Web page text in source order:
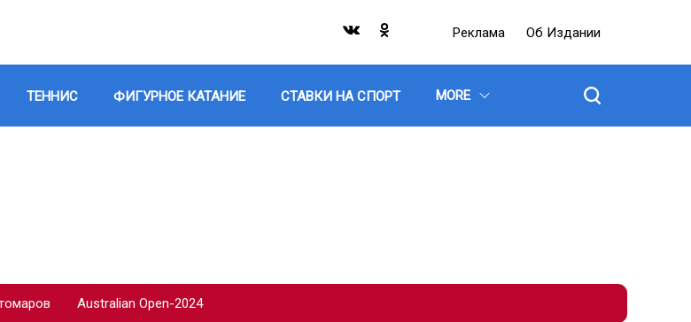
Реклама Об Издании
ТЕННИС ФИГУРНОЕ КАТАНИЕ СТАВКИ НА СПОРТ MORE
Australian Open-2024